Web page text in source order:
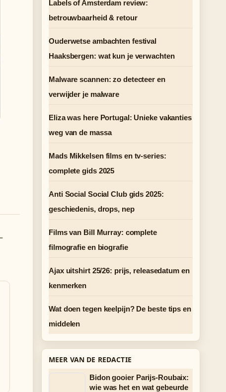
Labels of Amsterdam review:
betrouwbaarheid & retour
Ouderwetse ambachten festival
Haaksbergen: wat kun je verwachten
Malware scannen: zo detecteer en
verwijder je malware
Eliza was here Portugal: Unieke vakanties
weg van de massa
Mads Mikkelsen films en tv-series:
complete gids 2025
Anti Social Social Club gids 2025:
geschiedenis, drops, nep
Films van Bill Murray: complete
filmografie en biografie
Ajax uitshirt 25/26: prijs, releasedatum en
kenmerken
Wat doen tegen keelpijn? De beste tips en
middelen
MEER VAN DE REDACTIE
Bidon gooier Parijs-Roubaix:
wie was het en wat gebeurde